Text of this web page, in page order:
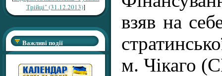
Трійці" (31.12.2013)]
Важливі події
взяв на
м. Чікаго